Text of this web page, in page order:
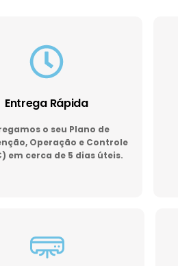
Entrega Rápida
o seu Plano de
Operação e Controle
em cerca de 5 dias úteis.